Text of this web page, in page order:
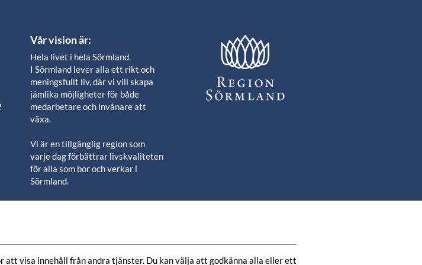
Vår vision är:
Hela livet i hela Sörmland.
I Sörmland lever alla ett rikt och
meningsfullt liv, där vi vill skapa
jämlika möjligheter för både
medarbetare och invånare att
växa.
Vi är en tillgänglig region som
varje dag förbättrar livskvaliteten
för alla som bor och verkar i
Sörmland.
län.
visa innehåll från andra tjänster. Du kan välja att godkänna alla eller ett